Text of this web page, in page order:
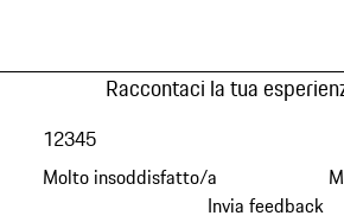
Raccontaci la tua
Molto insoddisfatto/a
12345
Invia feedback